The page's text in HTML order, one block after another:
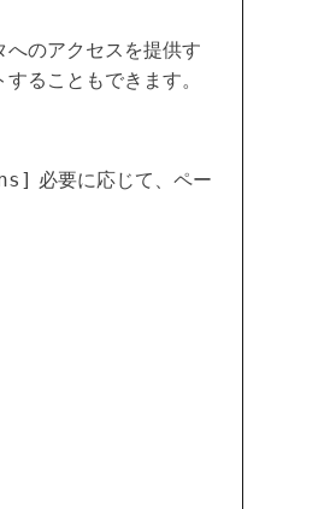
のアクセスを提供す
ることもできます。
必要に応じて、ペー